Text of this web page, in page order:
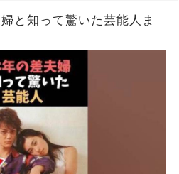
と知って驚いた芸能人ま